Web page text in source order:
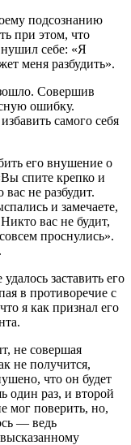
подсознанию
при этом, что
себе: «Я
меня разбудить».
Совершив
ошибку.
самого себя
его внушение о
спите крепко и
не разбудит.
и замечаете,
вас не будит,
проснулись».
заставить его
в противоречие с
я как признал его
не совершая
не получится,
что он будет
один раз, и второй
мог поверить, но,
— ведь